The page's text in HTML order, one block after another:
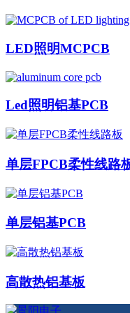
LED照明MCPCB
Led照明铝基PCB
单层FPCB柔性线路
单层铝基PCB
高散热铝基板